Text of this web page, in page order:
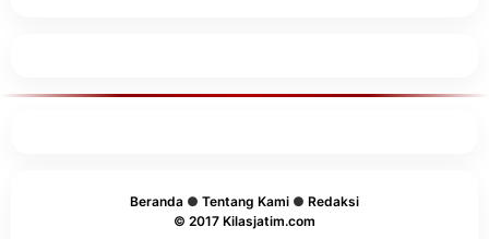
Beranda ● Tentang Kami ● Redaksi
© 2017 Kilasjatim.com